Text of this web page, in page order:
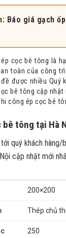
Báo giá gạch
ép cọc bê tông là
toàn của công
được nhiều Quý
bê tông cập
công ép cọc bê
bê tông tại Hà
quý khách hàng/
cập nhật mới
200×200
Thép chủ
250